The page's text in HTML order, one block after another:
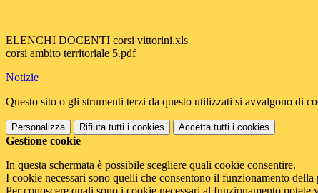
ELENCHI DOCENTI corsi vittorini.xls
corsi ambito territoriale 5.pdf
Notizie
Questo sito o gli strumenti terzi da questo utilizzati si avvalgono di
Personalizza Rifiuta tutti i cookies Accetta tutti i cookies
Gestione cookie
In questa schermata è possibile scegliere quali cookie consentire.
I cookie necessari sono quelli che consentono il funzionamento